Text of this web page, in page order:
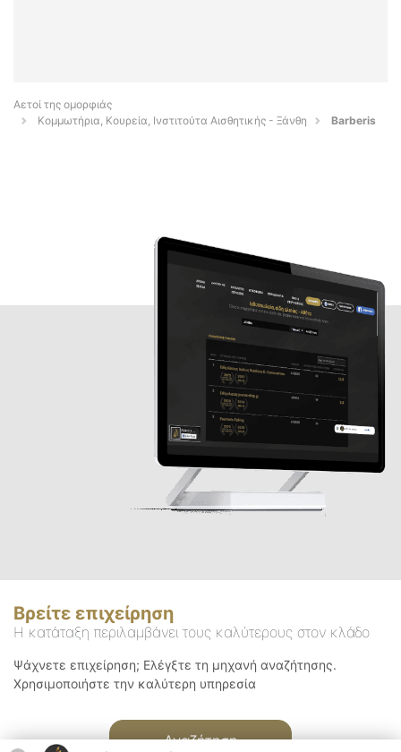
Αετοί της ομορφιάς
Κομμωτήρια, Κουρεία, Ινστιτούτα Αισθητικής - Ξάνθη
Barberis
Βρείτε επιχείρηση
Η κατάταξη περιλαμβάνει τους καλύτερους στον κλάδο
Ψάχνετε επιχείρηση; Ελέγξτε τη μηχανή αναζήτησης.
Χρησιμοποιήστε την καλύτερη υπηρεσία
Αναζήτηση